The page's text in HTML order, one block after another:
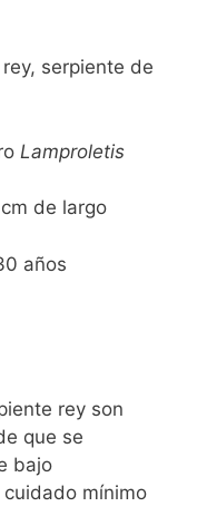
serpiente de
Lamproletis
de largo
años
rey son
que se
bajo
mínimo